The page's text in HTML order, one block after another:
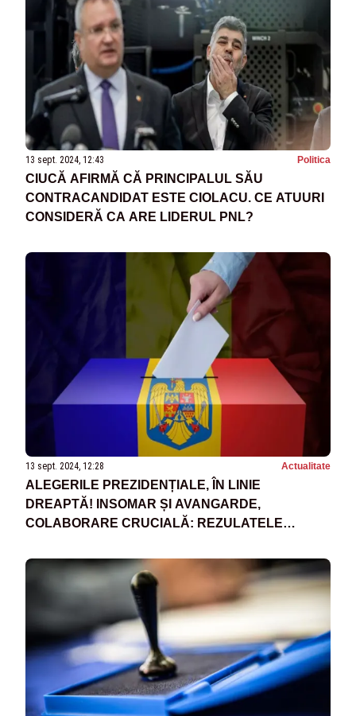
13 sept. 2024, 12:43 Politica
CIUCĂ AFIRMĂ CĂ PRINCIPALUL SĂU
CONTRACANDIDAT ESTE CIOLACU. CE ATUURI
CONSIDERĂ CA ARE LIDERUL PNL?
13 sept. 2024, 12:28 Actualitate
ALEGERILE PREZIDENȚIALE, ÎN LINIE
DREAPTĂ! INSOMAR ȘI AVANGARDE,
COLABORARE CRUCIALĂ: REZULATELE
LA REALITATEA!